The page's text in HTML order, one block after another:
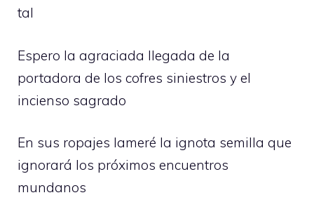
tal
Espero la agraciada llegada de la
portadora de los cofres siniestros y el
incienso sagrado
En sus ropajes lameré la ignota semilla que
ignorará los próximos encuentros
mundanos